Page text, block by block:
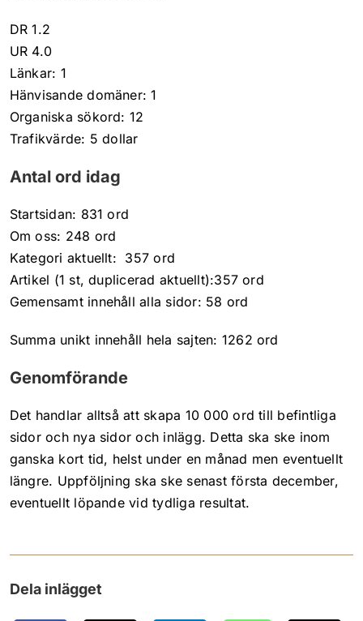
DR 1.2
UR 4.0
Länkar: 1
Hänvisande domäner: 1
Organiska sökord: 12
Trafikvärde: 5 dollar
Antal ord idag
Startsidan: 831 ord
Om oss: 248 ord
Kategori aktuellt: 357 ord
Artikel (1 st, duplicerad aktuellt):357 ord
Gemensamt innehåll alla sidor: 58 ord
Summa unikt innehåll hela sajten: 1262 ord
Genomförande
Det handlar alltså att skapa 10 000 ord till befintliga
sidor och nya sidor och inlägg. Detta ska ske inom
ganska kort tid, helst under en månad men eventuellt
längre. Uppföljning ska ske senast första december,
eventuellt löpande vid tydliga resultat.
Dela inlägget